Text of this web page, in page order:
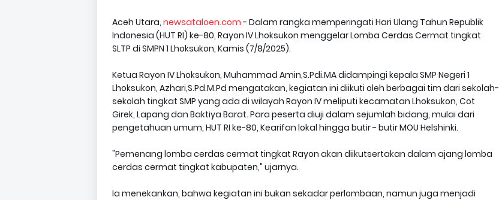
Aceh Utara, newsataloen.com - Dalam rangka memperingati Hari Ulang Tahun Republik
Indonesia (HUT RI) ke-80, Rayon IV Lhoksukon menggelar Lomba Cerdas Cermat tingkat
SLTP di SMPN 1 Lhoksukon, Kamis (7/8/2025).
Ketua Rayon IV Lhoksukon, Muhammad Amin,S.Pdi.MA didampingi kepala SMP Negeri 1
Lhoksukon, Azhari,S.Pd.M.Pd mengatakan, kegiatan ini diikuti oleh berbagai tim dari sekolah-
sekolah tingkat SMP yang ada di wilayah Rayon IV meliputi kecamatan Lhoksukon, Cot
Girek, Lapang dan Baktiya Barat. Para peserta diuji dalam sejumlah bidang, mulai dari
pengetahuan umum, HUT RI ke-80, Kearifan lokal hingga butir - butir MOU Helshinki.
"Pemenang lomba cerdas cermat tingkat Rayon akan diikutsertakan dalam ajang lomba
cerdas cermat tingkat kabupaten," ujarnya.
Ia menekankan, bahwa kegiatan ini bukan sekadar perlombaan, namun juga menjadi